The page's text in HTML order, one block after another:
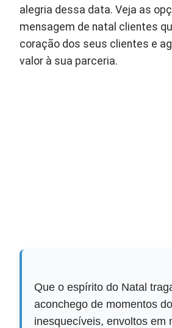
alegria dessa data. Veja as
mensagem de natal clientes
coração dos seus clientes e
valor à sua parceria.
Que o espírito do Natal
aconchego de momentos
inesquecíveis, envoltos em